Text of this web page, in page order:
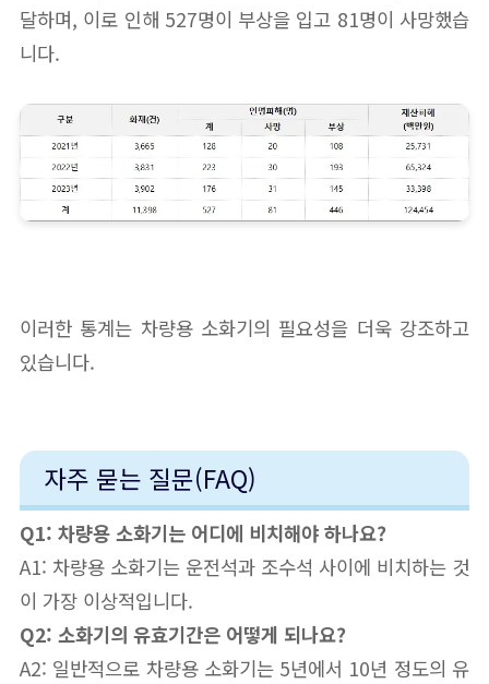
달하며, 이로 인해 527명이 부상을 입고 81명이 사망했습
니다.
이러한 통계는 차량용 소화기의 필요성을 더욱 강조하고
있습니다.
자주 묻는 질문(FAQ)
Q1: 차량용 소화기는 어디에 비치해야 하나요?
A1: 차량용 소화기는 운전석과 조수석 사이에 비치하는 것
이 가장 이상적입니다.
Q2: 소화기의 유효기간은 어떻게 되나요?
A2: 일반적으로 차량용 소화기는 5년에서 10년 정도의 유